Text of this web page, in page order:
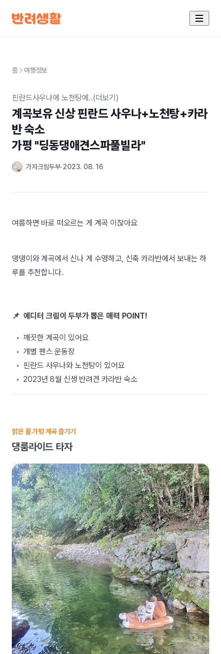
홈 여행정보
핀란드사우나에 노천탕에..(더보기)
계곡보유 신상 핀란드 사우나+노천탕+카라
반 숙소
가평 "딩동댕애견스파풀빌라"
가자크림두부 2023. 08. 16
여름하면 바로 떠오르는 게 계곡 이잖아요
댕댕이와 계곡에서 신나 게 수영하고, 신축 카라반에서 보내는 하
루를 추천합니다.
📌 에디터 크림이 두부가 뽑은 매력 POINT!
• 깨끗한 계곡이 있어요
• 개별 펜스 운동장
• 핀란드 사우나와 노천탕이 있어요
• 2023년 8월 신생 반려견 카라반 숙소
맑은 물 가평 계곡 즐기기
댕룸라이드 타자